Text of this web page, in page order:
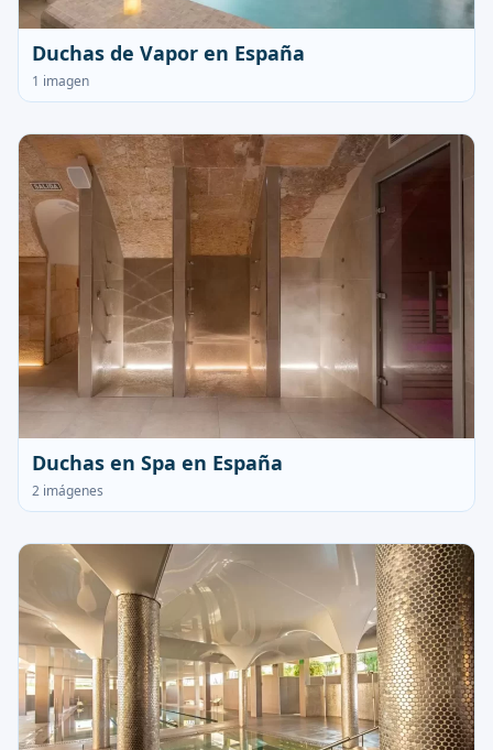
Duchas de Vapor en España
1 imagen
Duchas en Spa en España
2 imágenes